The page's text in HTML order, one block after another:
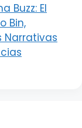
Buzz: El
Bin,
Narrativas